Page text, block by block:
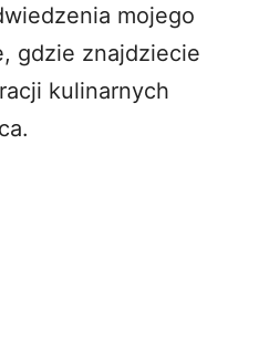
mojego
, gdzie znajdziecie
kulinarnych